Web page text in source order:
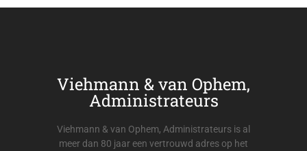
Viehmann & van Ophem,
Administrateurs
Viehmann & van Ophem, Administrateurs is al
meer dan 80 jaar een vertrouwd adres op het